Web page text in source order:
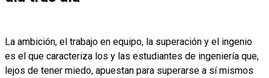
La ambición, el trabajo en equipo, la superación y el ingenio
es el que caracteriza los y las estudiantes de ingeniería que,
lejos de tener miedo, apuestan para superarse a sí mismos